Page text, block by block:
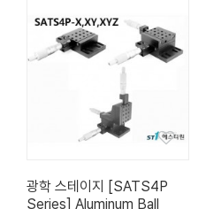
광학 스테이지 [SATS4P
Series] Aluminum Ball